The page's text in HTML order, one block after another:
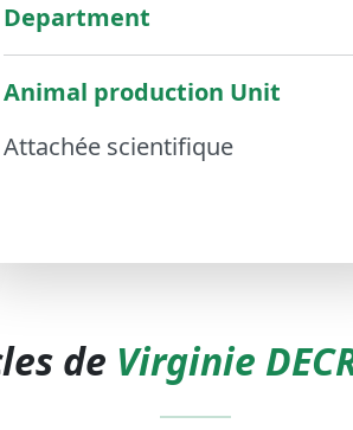
Department
Animal production Unit
Attachée scientifique
de Virginie